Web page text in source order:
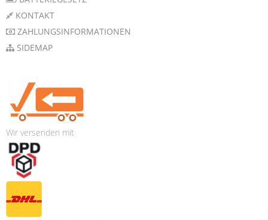
KONTAKT
ZAHLUNGSINFORMATIONEN
SIDEMAP
Wir versenden mit